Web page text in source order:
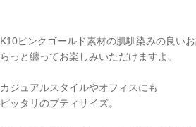
K10ピンクゴールド素材の肌馴染みの良い
らっと纏ってお楽しみいただけますよ。
カジュアルスタイルやオフィスにも
ピッタリのプティサイズ。